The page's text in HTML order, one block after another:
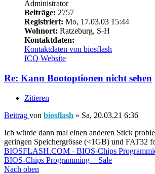
Administrator
Beiträge: 2757
Registriert: Mo, 17.03.03 15:44
Wohnort: Ratzeburg, S-H
Kontaktdaten:
Kontaktdaten von biosflash
ICQ Website
Re: Kann Bootoptionen nicht sehen
Zitieren
Beitrag von biosflash » Sa, 20.03.21 6:36
Ich würde dann mal einen anderen Stick
geringen Speichergrösse (<1GB) und FAT32
BIOSFLASH.COM - BIOS-Chips
BIOS-Chips Programming + Sale
Nach oben